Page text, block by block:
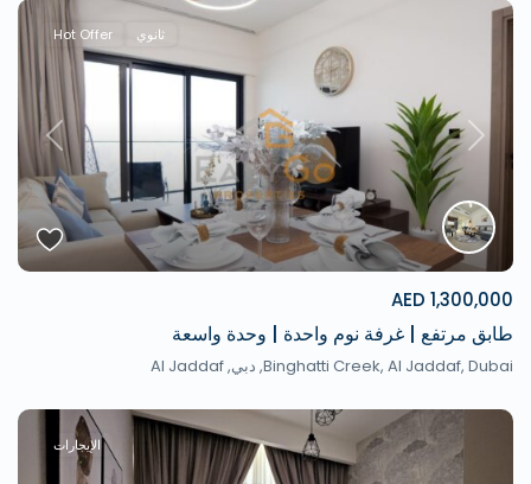
Next
ثانوي Hot Offer
1,300,000 AED
طابق مرتفع | غرفة نوم واحدة | وحدة واسعة
Binghatti Creek, Al Jaddaf, Dubai, دبي,
Al Jaddaf
الإيجارات